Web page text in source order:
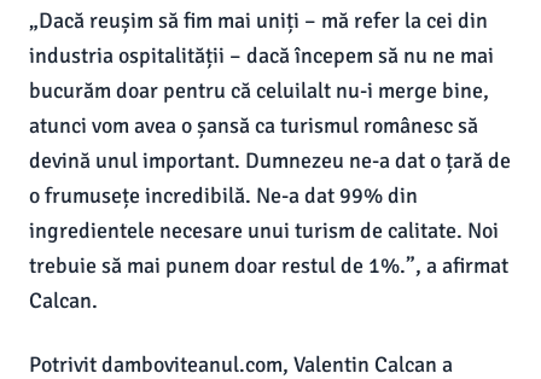
„Dacă reușim să fim mai uniți – mă refer la cei din
industria ospitalității – dacă începem să nu ne mai
bucurăm doar pentru că celuilalt nu-i merge bine,
atunci vom avea o șansă ca turismul românesc să
devină unul important. Dumnezeu ne-a dat o țară de
o frumusețe incredibilă. Ne-a dat 99% din
ingredientele necesare unui turism de calitate. Noi
trebuie să mai punem doar restul de 1%.”, a afirmat
Calcan.
Potrivit damboviteanul.com, Valentin Calcan a